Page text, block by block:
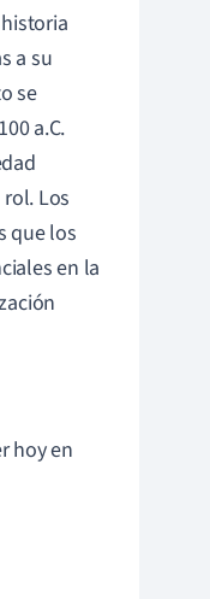
a su
se
a.C.
Los
que los
en la
hoy en